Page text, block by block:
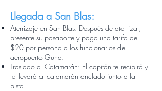
Llegada a San Blas:
Aterrizaje en San Blas: Después de aterrizar,
presente su pasaporte y paga una tarifa de
$20 por persona a los funcionarios del
aeropuerto Guna.
Traslado al Catamarán: El capitán te recibirá y
te llevará al catamarán anclado junto a la
pista.